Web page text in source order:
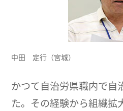
中田 定行（宮城）
かつて自治労県職内で自
た。その経験から組織拡